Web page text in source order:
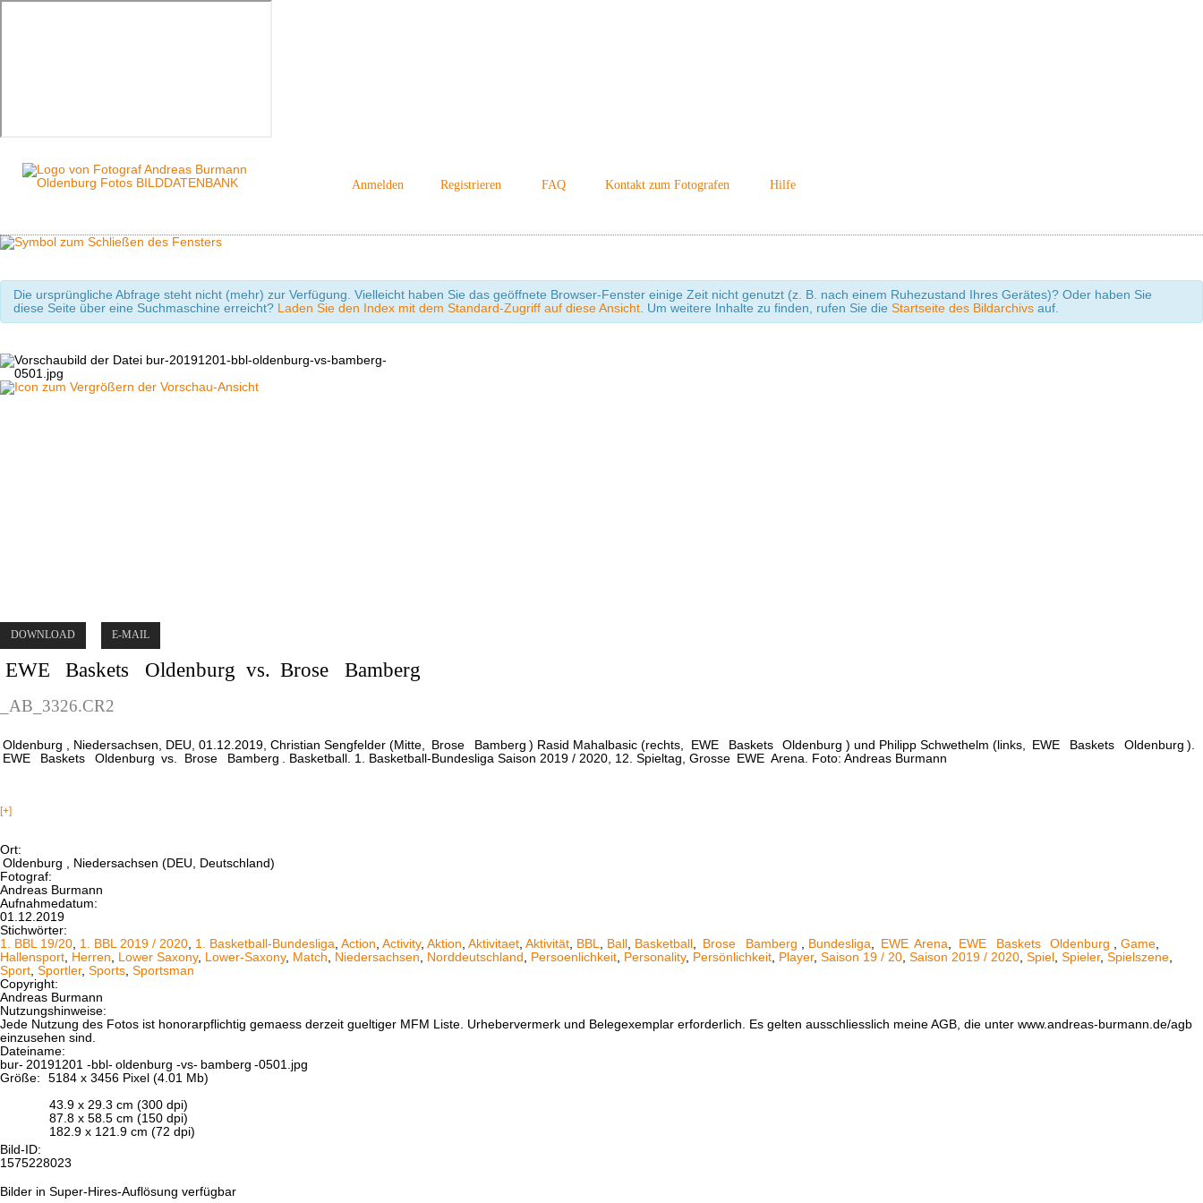
Anmelden Registrieren FAQ Kontakt zum Fotografen Hilfe
Die ursprüngliche Abfrage steht nicht (mehr) zur Verfügung. Vielleicht haben Sie das geöffnete Browser-Fenster einige Zeit nicht genutzt (z. B. nach einem Ruhezustand Ihres Gerätes)? Oder haben Sie
diese Seite über eine Suchmaschine erreicht? Laden Sie den Index mit dem Standard-Zugriff auf diese Ansicht. Um weitere Inhalte zu finden, rufen Sie die Startseite des Bildarchivs auf.
DOWNLOAD E-MAIL
EWE Baskets Oldenburg vs. Brose Bamberg
_AB_3326.CR2
Oldenburg , Niedersachsen, DEU, 01.12.2019, Christian Sengfelder (Mitte, Brose Bamberg ) Rasid Mahalbasic (rechts, EWE Baskets Oldenburg ) und Philipp Schwethelm (links, EWE Baskets Oldenburg ).
EWE
Baskets Oldenburg vs. Brose Bamberg . Basketball. 1. Basketball-Bundesliga Saison 2019 / 2020, 12. Spieltag, Grosse EWE Arena. Foto: Andreas Burmann
[+]
Ort:
Oldenburg
, Niedersachsen (DEU, Deutschland)
Fotograf:
Andreas Burmann
Aufnahmedatum:
01.12.2019
Stichwörter:
1. BBL 19/20 1. BBL 2019 / 2020 1. Basketball-Bundesliga Action Activity, Aktion Aktivitaet Aktivität BBL Ball Basketball Brose Bamberg Bundesliga EWE Arena EWE Baskets Oldenburg Game,
Hallensport Herren Lower Saxony, Lower-Saxony, Match Niedersachsen Norddeutschland Persoenlichkeit Personality, Persönlichkeit Player, Saison 19 / 20 Saison 2019 / 2020 Spiel Spieler, Spielszene
Sport Sportler, Sports Sportsman
Copyright:
Andreas Burmann
Nutzungshinweise:
Jede Nutzung des Fotos ist honorarpflichtig gemaess derzeit gueltiger MFM Liste. Urhebervermerk und Belegexemplar erforderlich. Es gelten ausschliesslich meine AGB, die unter www.andreas-burmann.de/agb
einzusehen sind.
Dateiname:
bur- 20191201 -bbl- oldenburg -vs- bamberg -0501.jpg
Größe:
5184 x 3456 Pixel (4.01 Mb)
43.9 x 29.3 cm (300 dpi)
87.8 x 58.5 cm (150 dpi)
182.9 x 121.9 cm (72 dpi)
Bild-ID:
1575228023
Bilder in Super-Hires-Auflösung verfügbar